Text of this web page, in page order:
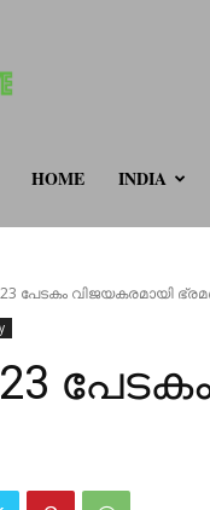
HOME INDIA
പേടകം വിജയകരമായി